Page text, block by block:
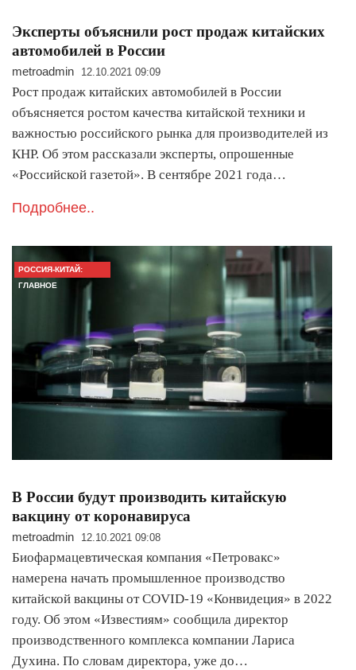
Эксперты объяснили рост продаж китайских
автомобилей в России
metroadmin 12.10.2021 09:09
Рост продаж китайских автомобилей в России
объясняется ростом качества китайской техники и
важностью российского рынка для производителей из
КНР. Об этом рассказали эксперты, опрошенные
«Российской газетой». В сентябре 2021 года…
Подробнее..
РОССИЯ-КИТАЙ:
ГЛАВНОЕ
В России будут производить китайскую
вакцину от коронавируса
metroadmin 12.10.2021 09:08
Биофармацевтическая компания «Петровакс»
намерена начать промышленное производство
китайской вакцины от COVID-19 «Конвидеция» в 2022
году. Об этом «Известиям» сообщила директор
производственного комплекса компании Лариса
Духина. По словам директора, уже до…